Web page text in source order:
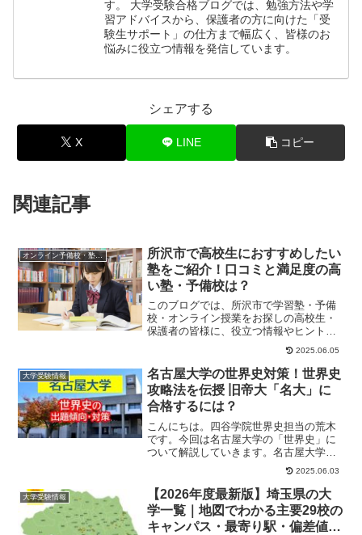
す。 大学受験合格ブログでは、勉強方法や学
習アドバイスから、保護者の方に向けた「受
験生サポート」の仕方まで幅広く、皆様のお
悩みに役立つ情報を発信しています。
シェアする
X LINE コピー
関連記事
オンライン予備校・塾の活用法
所沢市で高校生におすすめしたい
塾をご紹介！口コミと満足度の高
い塾・予備校は？
このブログでは、所沢市で学習塾・予備
校・オンライン授業をお探しの高校生・
保護者の皆様に、役立つ情報やヒントに
なる情報をお伝えします。塾選びに悩む
2025.06.05
大学受験情報
名古屋大学の世界史対策！世界史
攻略法を伝授 旧帝大「名大」に
合格するには？
こんにちは。四谷学院世界史担当の荒木
です。今回は名古屋大学の「世界史」に
ついて解説していきます。名古屋大学は
難関大、しかも旧帝大です。人気の高い
2025.06.03
大学受験情報
【2026年度最新版】埼玉県の大
学一覧｜地図でわかる主要29校の
キャンパス・最寄り駅・偏差値ま